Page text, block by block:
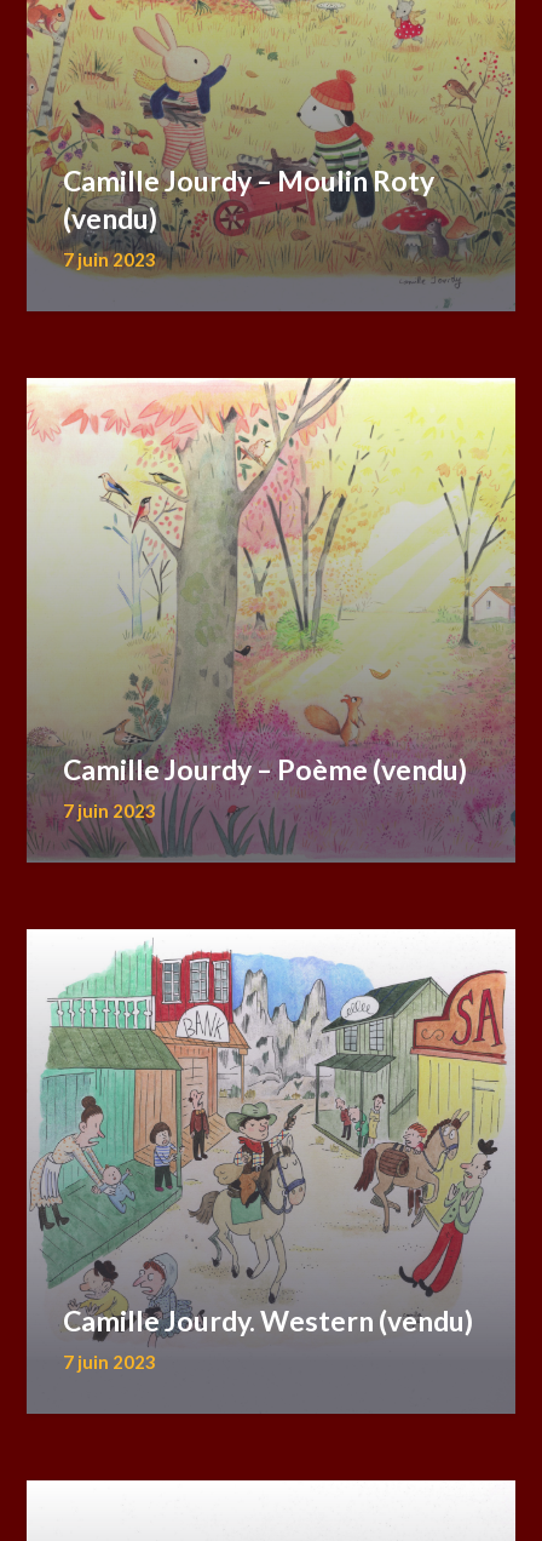
Camille Jourdy – Moulin Roty
(vendu)
7 juin 2023
Camille Jourdy – Poème (vendu)
7 juin 2023
Camille Jourdy. Western (vendu)
7 juin 2023